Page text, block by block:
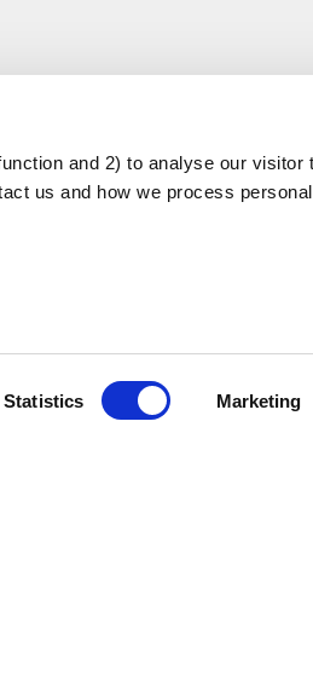
and 2) to analyse our visitor
us and how we process
Statistics Marketing